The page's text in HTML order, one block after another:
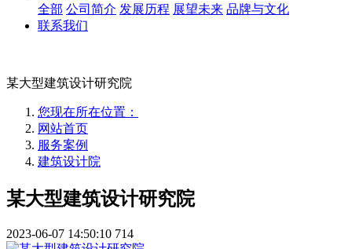
全部 公司简介 发展历程 展望未来 品牌与文化
联系我们
某大型建筑设计研究院
您现在所在位置：
网站首页
服务案例
建筑设计院
某大型建筑设计研究院
2023-06-07 14:50:10 714